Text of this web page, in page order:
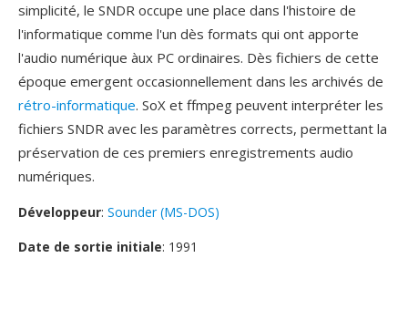
simplicité, le SNDR occupe une place dans l'histoire de
l'informatique comme l'un dès formats qui ont apporte
l'audio numérique àux PC ordinaires. Dès fichiers de cette
époque emergent occasionnellement dans les archivés de
rétro-informatique. SoX et ffmpeg peuvent interpréter les
fichiers SNDR avec les paramètres corrects, permettant la
préservation de ces premiers enregistrements audio
numériques.
Développeur: Sounder (MS-DOS)
Date de sortie initiale: 1991